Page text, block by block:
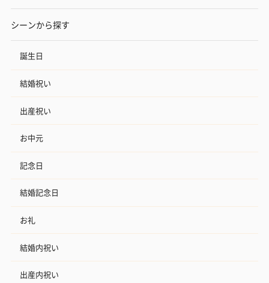
シーンから探す
誕生日
結婚祝い
出産祝い
お中元
記念日
結婚記念日
お礼
結婚内祝い
出産内祝い